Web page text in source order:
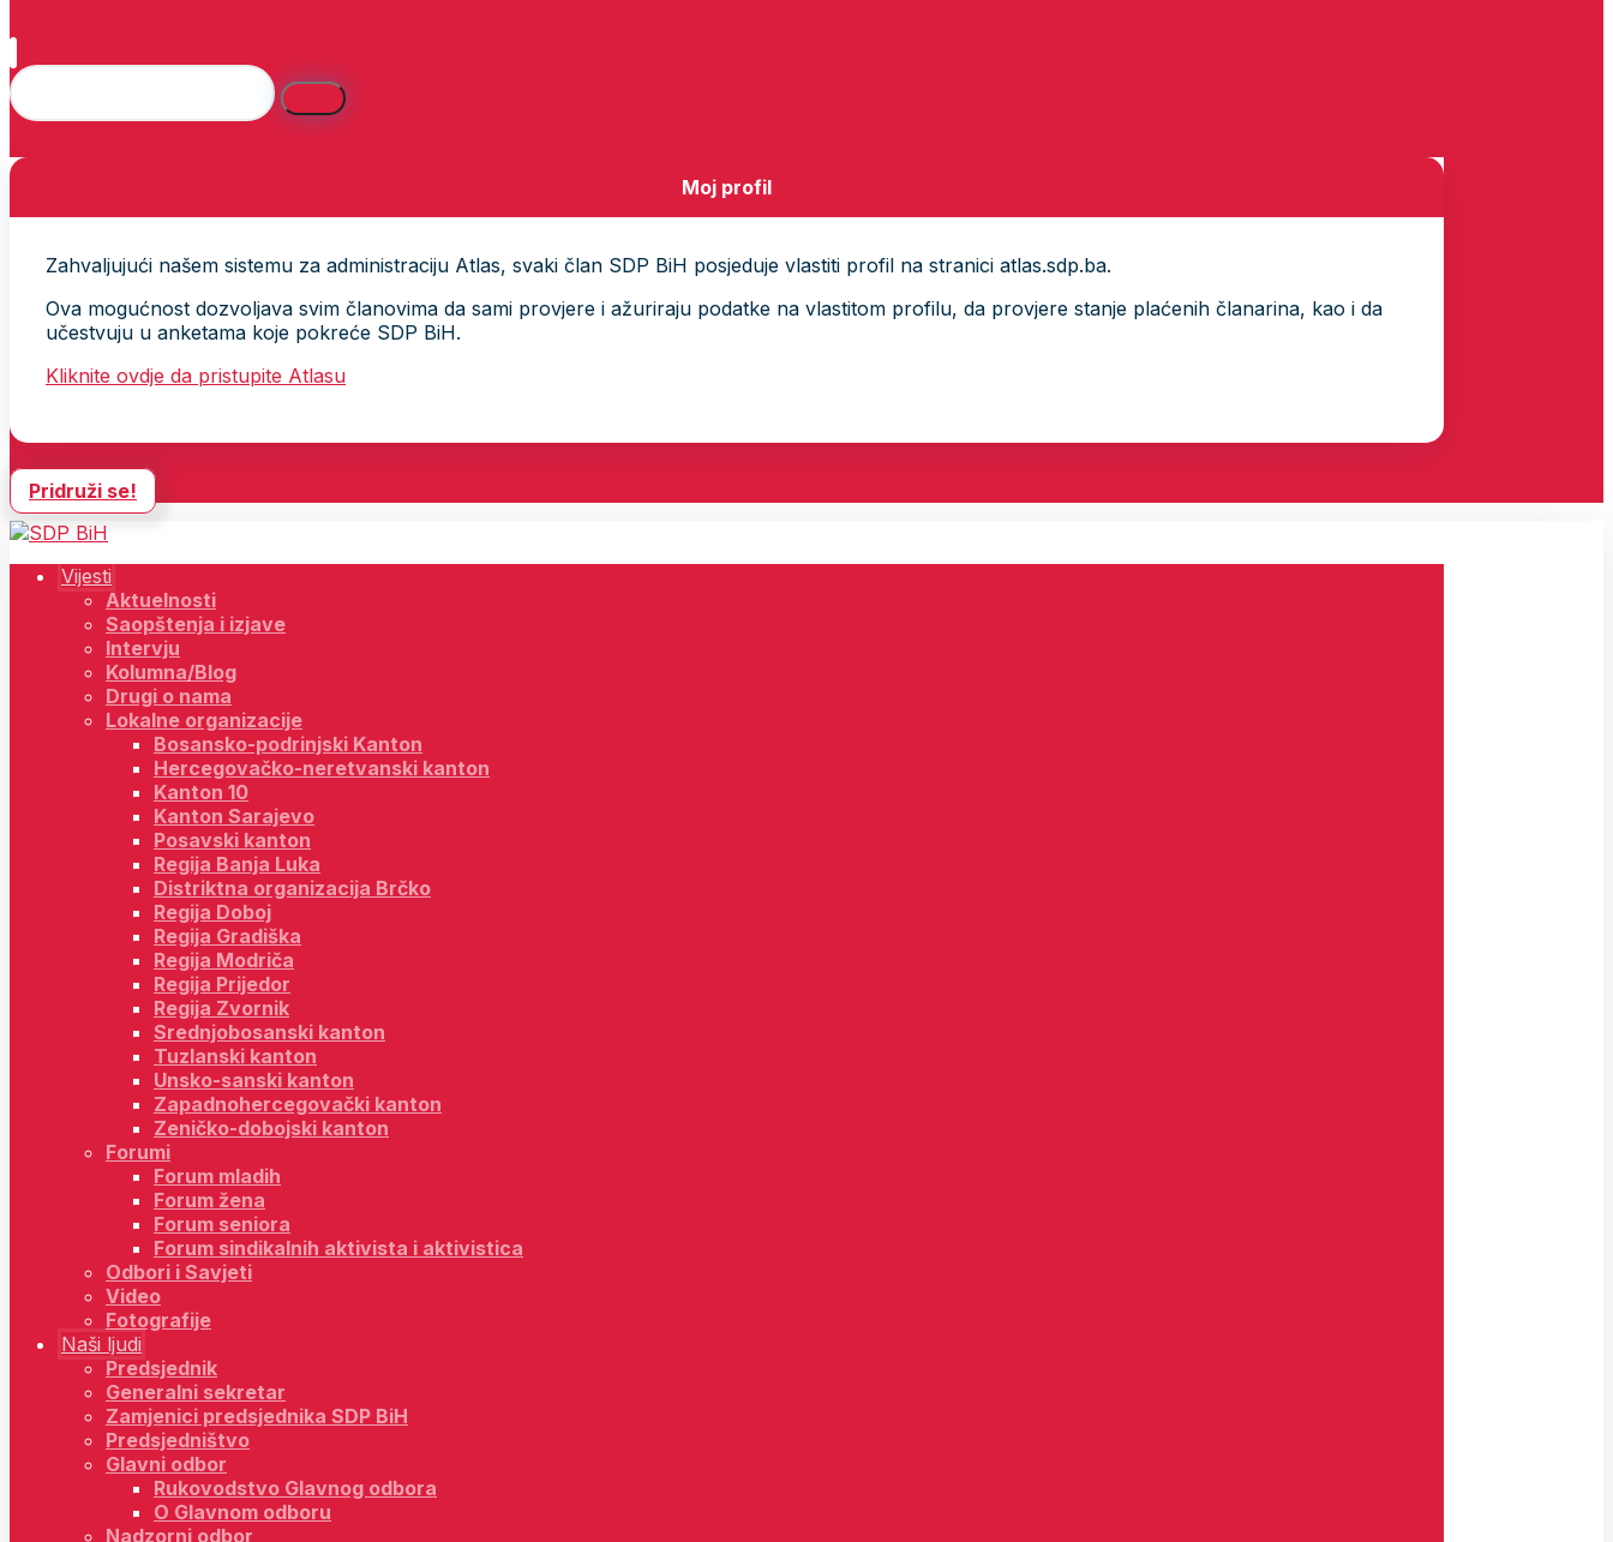
Moj profil
Zahvaljujući našem sistemu za administraciju Atlas, svaki član SDP BiH posjeduje vlastiti profil na stranici atlas.sdp.ba.
Ova mogućnost dozvoljava svim članovima da sami provjere i ažuriraju podatke na vlastitom profilu, da provjere stanje plaćenih članarina, kao i da
učestvuju u anketama koje pokreće SDP BiH.
Kliknite ovdje da pristupite Atlasu
Pridruži se!
Vijesti
Aktuelnosti
Saopštenja i izjave
Intervju
Kolumna/Blog
Drugi o nama
Lokalne organizacije
Bosansko-podrinjski Kanton
Hercegovačko-neretvanski kanton
Kanton 10
Kanton Sarajevo
Posavski kanton
Regija Banja Luka
Distriktna organizacija Brčko
Regija Doboj
Regija Gradiška
Regija Modriča
Regija Prijedor
Regija Zvornik
Srednjobosanski kanton
Tuzlanski kanton
Unsko-sanski kanton
Zapadnohercegovački kanton
Zeničko-dobojski kanton
Forumi
Forum mladih
Forum žena
Forum seniora
Forum sindikalnih aktivista i aktivistica
Odbori i Savjeti
Video
Fotografije
Naši ljudi
Predsjednik
Generalni sekretar
Zamjenici predsjednika SDP BiH
Predsjedništvo
Glavni odbor
Rukovodstvo Glavnog odbora
O Glavnom odboru
Nadzorni odbor